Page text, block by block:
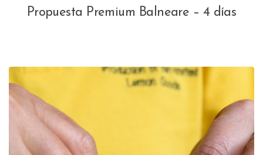
Propuesta Premium Balneare – 4 días